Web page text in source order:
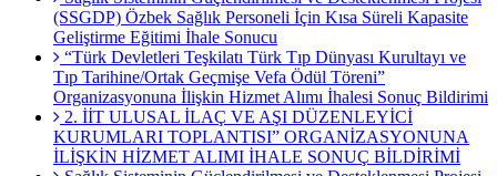
(SSGDP) Özbek Sağlık Personeli İçin Kısa Süreli Kapasite
Geliştirme Eğitimi İhale Sonucu
“Türk Devletleri Teşkilatı Türk Tıp Dünyası Kurultayı ve
Tıp Tarihine/Ortak Geçmişe Vefa Ödül Töreni”
Organizasyonuna İlişkin Hizmet Alımı İhalesi Sonuç Bildirimi
2. İİT ULUSAL İLAÇ VE AŞI DÜZENLEYİCİ
KURUMLARI TOPLANTISI” ORGANİZASYONUNA
İLİŞKİN HİZMET ALIMI İHALE SONUÇ BİLDİRİMİ